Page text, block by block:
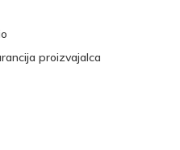
proizvajalca